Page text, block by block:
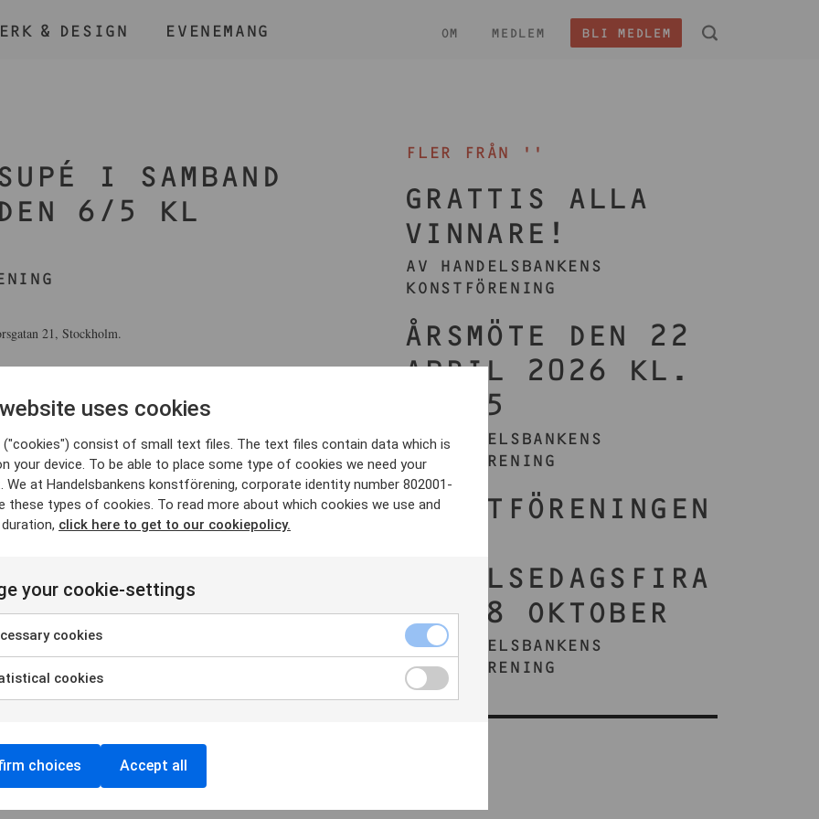
& DESIGN EVENEMANG BLI MEDLEM
OM MEDLEM
I SAMBAND
DEN 6/5 KL
21, Stockholm.
bifogas.
Gallery i Kungsträdgården som berättar om sitt liv som
delägare i ett galleri i Göteborg redan 1978.
av Robert Rauchenberg. Genom åren har han
stora internationella namn till aktuella svenska
engagemanget levande i 40 år svarar han: –att det inte
på sin konst.
öl samt kaffe och kaka.
i samband med anmälan. Som vanligt är alltid
se vårens programblad.
FLER FRÅN ''
GRATTIS ALLA
VINNARE!
AV HANDELSBANKENS
KONSTFÖRENING
ÅRSMÖTE DEN 22
APRIL 2026 KL.
17:45
AV HANDELSBANKENS
KONSTFÖRENING
KONSTFÖRENINGEN
FÖDELSEDAGSFIRA
NDE 8 OKTOBER
AV HANDELSBANKENS
KONSTFÖRENING
uses cookies
("cookies") consist of small text files. The text files contain data which is
your device. To be able to place some type of cookies we need your
We at Handelsbankens konstförening, corporate identity number 802001-
these types of cookies. To read more about which cookies we use and
click here to get to our cookiepolicy.
your cookie-settings
cookies
cookies
choices Accept all